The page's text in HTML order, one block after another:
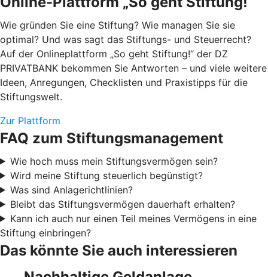
Wie gründen Sie eine Stiftung? Wie managen Sie sie
optimal? Und was sagt das Stiftungs- und Steuerrecht?
Auf der Onlineplattform „So geht Stiftung!“ der DZ
PRIVATBANK bekommen Sie Antworten – und viele weitere
Ideen, Anregungen, Checklisten und Praxistipps für die
Stiftungswelt.
Zur Plattform
FAQ zum Stiftungsmanagement
Wie hoch muss mein Stiftungsvermögen sein?
Wird meine Stiftung steuerlich begünstigt?
Was sind Anlagerichtlinien?
Bleibt das Stiftungsvermögen dauerhaft erhalten?
Kann ich auch nur einen Teil meines Vermögens in eine
Stiftung einbringen?
Das könnte Sie auch interessieren